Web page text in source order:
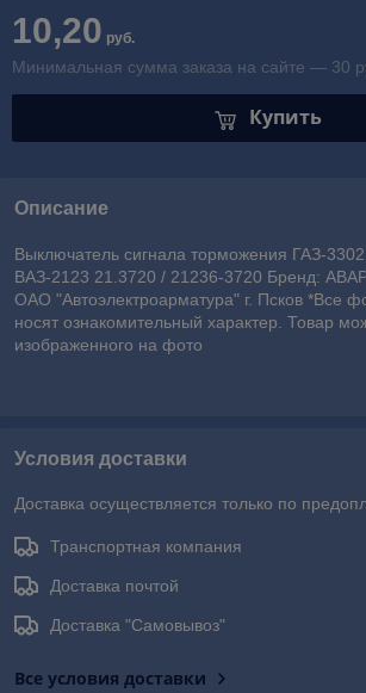
10,20 руб.
Минимальная сумма заказа на сайте — 30
Купить
Описание
Выключатель сигнала торможения ГАЗ-
ВАЗ-2123 21.3720 / 21236-3720 Бренд:
ОАО "Автоэлектроарматура" г. Псков *Все
носят ознакомительный характер. Товар
изображенного на фото
Условия доставки
Доставка осуществляется только по
Транспортная компания
Доставка почтой
Доставка "Самовывоз"
Все условия доставки